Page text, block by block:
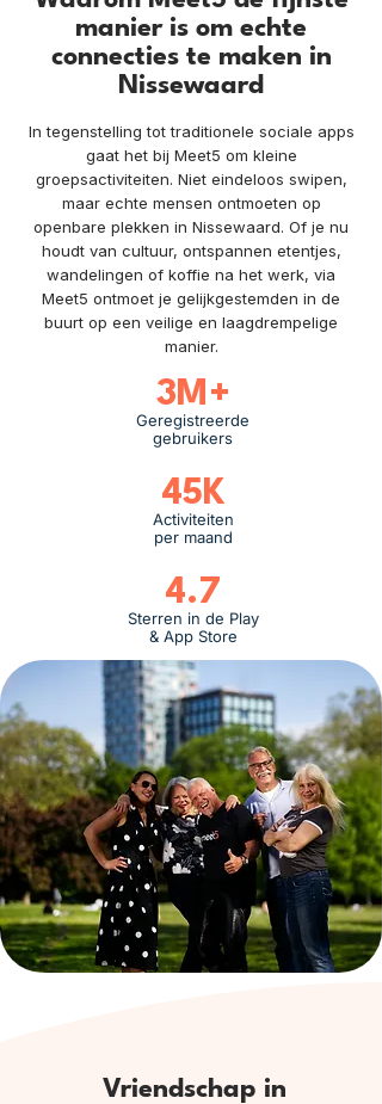
manier is om echte
connecties te maken in
Nissewaard
In tegenstelling tot traditionele sociale apps
gaat het bij Meet5 om kleine
groepsactiviteiten. Niet eindeloos swipen,
maar echte mensen ontmoeten op
openbare plekken in Nissewaard. Of je nu
houdt van cultuur, ontspannen etentjes,
wandelingen of koffie na het werk, via
Meet5 ontmoet je gelijkgestemden in de
buurt op een veilige en laagdrempelige
manier.
3M+
Geregistreerde
gebruikers
45K
Activiteiten
per maand
4.7
Sterren in de Play
& App Store
Vriendschap in